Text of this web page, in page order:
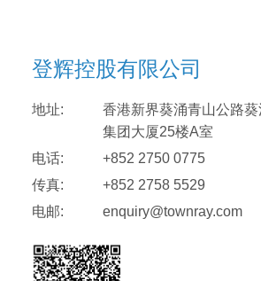
登辉控股有限公司
地址:
香港新界葵涌青山公路
集团大厦25楼A室
电话:
+852 2750 0775
传真:
+852 2758 5529
电邮:
enquiry@townray.com